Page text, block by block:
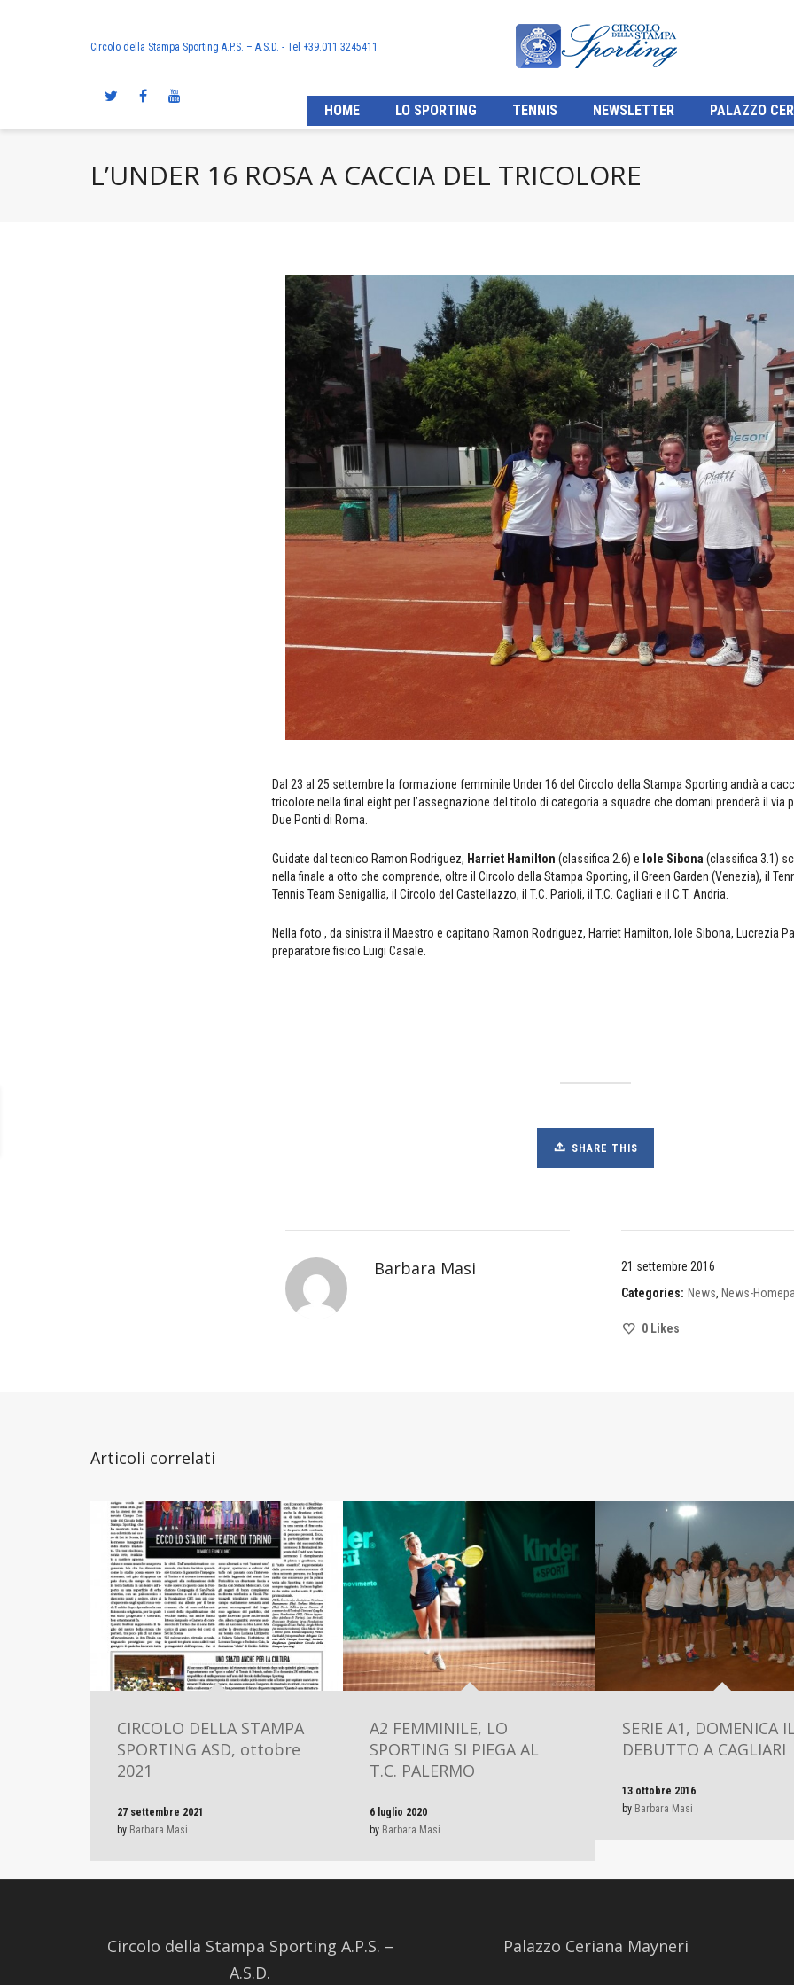
Circolo della Stampa Sporting A.P.S. – A.S.D. - Tel +39.011.3245411
HOME LO SPORTING TENNIS NEWSLETTER PALAZZO
L’UNDER 16 ROSA A CACCIA DEL TRICOLORE
Dal 23 al 25 settembre la formazione femminile Under 16 del Circolo della Stampa Sporting andrà a
tricolore nella final eight per l’assegnazione del titolo di categoria a squadre che domani prenderà il via
Due Ponti di Roma.
Guidate dal tecnico Ramon Rodriguez, Harriet Hamilton (classifica 2.6) e Iole Sibona (classifica 3.1)
nella finale a otto che comprende, oltre il Circolo della Stampa Sporting, il Green Garden (Venezia), il
Tennis Team Senigallia, il Circolo del Castellazzo, il T.C. Parioli, il T.C. Cagliari e il C.T. Andria.
Nella foto , da sinistra il Maestro e capitano Ramon Rodriguez, Harriet Hamilton, Iole Sibona, Lucrezia
preparatore fisico Luigi Casale.
SHARE THIS
Barbara Masi
21 settembre 2016
Categories: News, News-
0Likes
Articoli correlati
CIRCOLO DELLA STAMPA
SPORTING ASD, ottobre
2021
27 settembre 2021
by Barbara Masi
A2 FEMMINILE, LO
SPORTING SI PIEGA AL
T.C. PALERMO
6 luglio 2020
by Barbara Masi
SERIE A1, DOMENICA
DEBUTTO A CAGLIARI
13 ottobre 2016
by Barbara Masi
Circolo della Stampa Sporting A.P.S. –
A.S.D.
Palazzo Ceriana Mayneri